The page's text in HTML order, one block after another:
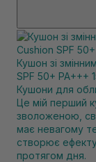
Кушон зі
SPF 50+ PA+++
Кушони для
Це мій перший
зволоженою,
має невагому
створює
протягом дня.